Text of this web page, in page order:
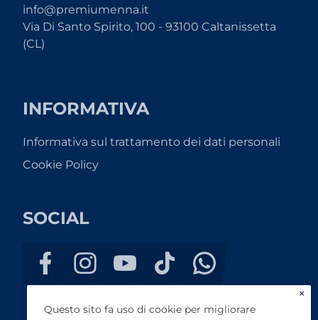
info@premiumenna.it
Via Di Santo Spirito, 100 - 93100 Caltanissetta
(CL)
INFORMATIVA
Informativa sul trattamento dei dati personali
Cookie Policy
SOCIAL
×
Questo sito fa uso di cookie per migliorare